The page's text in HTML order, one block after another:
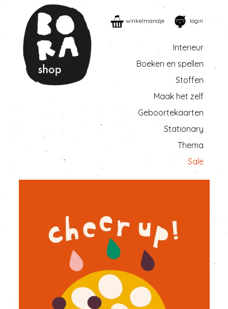
winkelmandje login
Interieur
Boeken en spellen
Stoffen
Maak het zelf
Geboortekaarten
Stationary
Thema
Sale